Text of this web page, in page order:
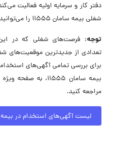
دفتر کار و سرمایه اولیه فعالیت
شغلی بیمه سامان 11555 را می‌توانید در ابتدای صفحه مشاهده کنید.
توجه: فرصت‌های شغلی که در
برای بررسی تمامی آگهی‌های
بیمه سامان 11555،
مراجعه کنید.
لیست آگهی‌های استخدام در بیمه